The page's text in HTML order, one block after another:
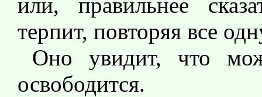
терпит, повторяя все
Оно увидит, что
освободится.